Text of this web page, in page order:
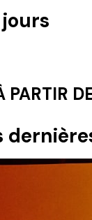
PARTIR